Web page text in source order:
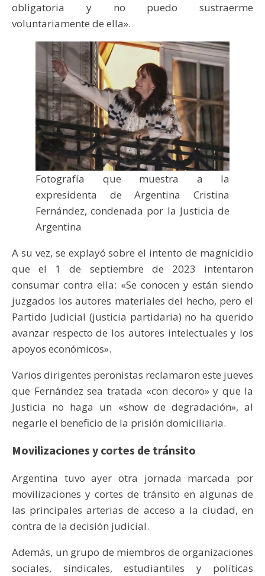
obligatoria y no puedo sustraerme
voluntariamente de ella».
Fotografía que muestra a la
expresidenta de Argentina Cristina
Fernández, condenada por la Justicia de
Argentina
A su vez, se explayó sobre el intento de magnicidio
que el 1 de septiembre de 2023 intentaron
consumar contra ella: «Se conocen y están siendo
juzgados los autores materiales del hecho, pero el
Partido Judicial (justicia partidaria) no ha querido
avanzar respecto de los autores intelectuales y los
apoyos económicos».
Varios dirigentes peronistas reclamaron este jueves
que Fernández sea tratada «con decoro» y que la
Justicia no haga un «show de degradación», al
negarle el beneficio de la prisión domiciliaria.
Movilizaciones y cortes de tránsito
Argentina tuvo ayer otra jornada marcada por
movilizaciones y cortes de tránsito en algunas de
las principales arterias de acceso a la ciudad, en
contra de la decisión judicial.
Además, un grupo de miembros de organizaciones
sociales, sindicales, estudiantiles y políticas